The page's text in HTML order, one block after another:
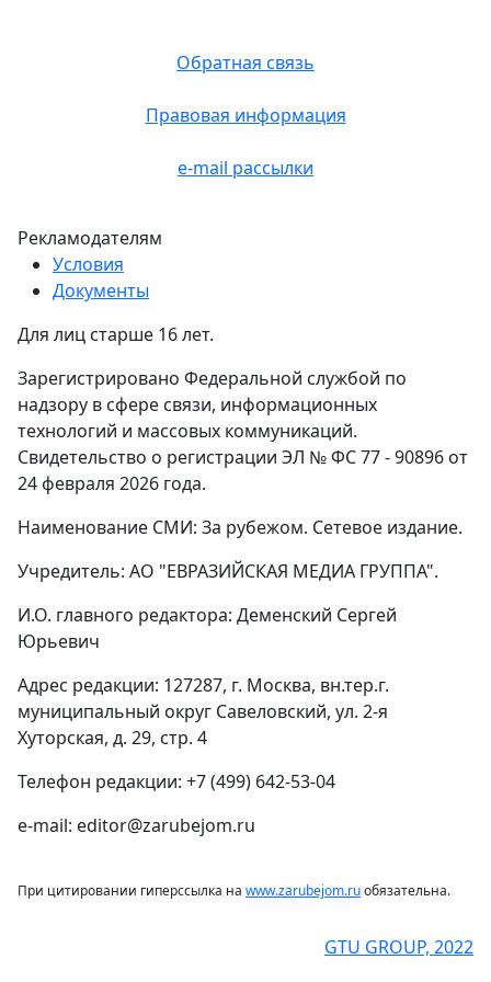
Рекламодателям
Условия
Документы
Обратная связь
Правовая информация
e-mail рассылки
Для лиц старше 16 лет.
Зарегистрировано Федеральной службой по
надзору в сфере связи, информационных
технологий и массовых коммуникаций.
Свидетельство о регистрации ЭЛ № ФС 77 - 90896 от
24 февраля 2026 года.
Наименование СМИ: За рубежом. Сетевое издание.
Учредитель: АО "ЕВРАЗИЙСКАЯ МЕДИА ГРУППА".
И.О. главного редактора: Деменский Сергей
Юрьевич
Адрес редакции: 127287, г. Москва, вн.тер.г.
муниципальный округ Савеловский, ул. 2-я
Хуторская, д. 29, стр. 4
Телефон редакции: +7 (499) 642-53-04
e-mail: editor@zarubejom.ru
При цитировании гиперссылка на www.zarubejom.ruобязательна.
GTU GROUP, 2022